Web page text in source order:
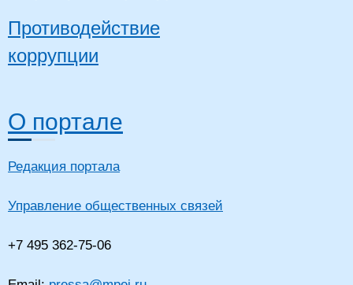
Противодействие
коррупции
О портале
Редакция портала
Управление общественных связей
+7 495 362-75-06